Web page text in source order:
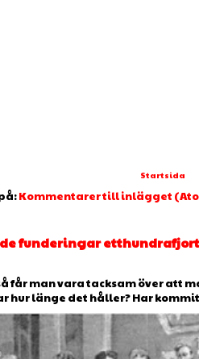
Startsida
Kommentarer till inlägget
funderingar
får man vara tacksam över att
hur länge det håller? Har